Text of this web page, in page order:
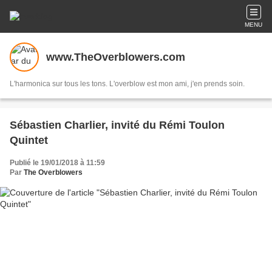
MENU
www.TheOverblowers.com
L'harmonica sur tous les tons. L'overblow est mon ami, j'en prends soin.
Sébastien Charlier, invité du Rémi Toulon
Quintet
Publié le 19/01/2018 à 11:59
Par The Overblowers